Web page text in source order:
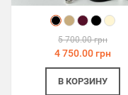
5 700.00 грн
4 750.00 грн
В КОРЗИНУ